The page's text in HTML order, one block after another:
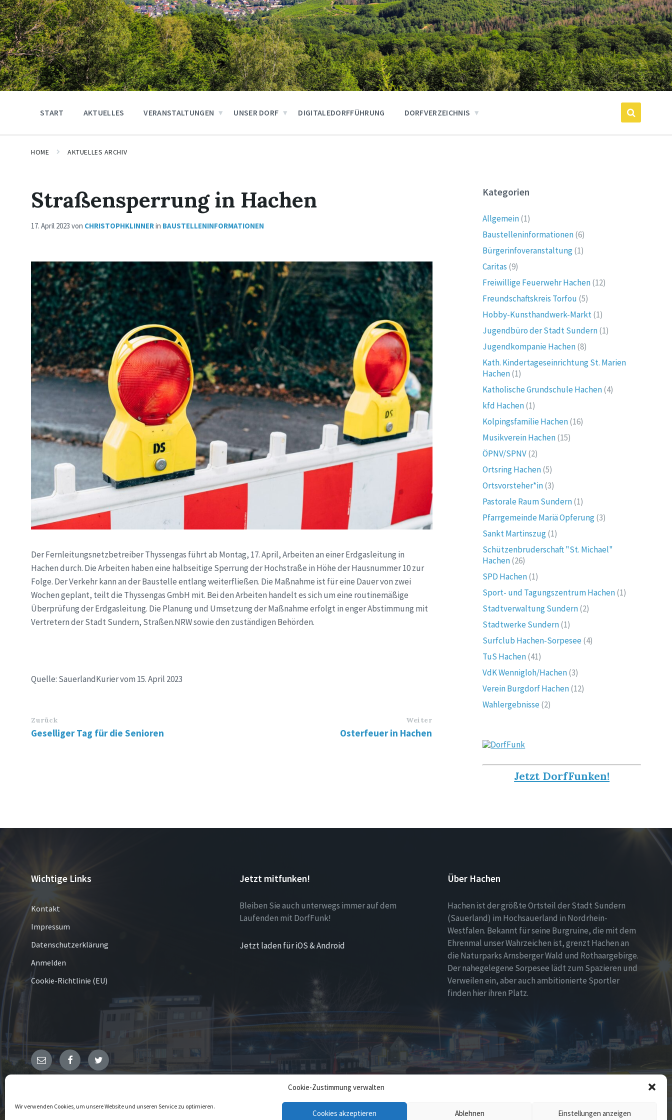
Cookie-Zustimmung verwalten
Wir verwenden Cookies, um unsere Website und unseren Service zu optimieren.
Cookies akzeptieren Ablehnen Einstellungen anzeigen
START AKTUELLES VERANSTALTUNGEN UNSER DORF DIGITALEDORFFÜHRUNG DORFVERZEICHNIS
HOME AKTUELLES ARCHIV
Straßensperrung in Hachen
17. April 2023 von CHRISTOPHKLINNERin BAUSTELLENINFORMATIONEN
Der Fernleitungsnetzbetreiber Thyssengas führt ab Montag, 17. April, Arbeiten an einer Erdgasleitung in
Hachen durch. Die Arbeiten haben eine halbseitige Sperrung der Hochstraße in Höhe der Hausnummer 10 zur
Folge. Der Verkehr kann an der Baustelle entlang weiterfließen. Die Maßnahme ist für eine Dauer von zwei
Wochen geplant, teilt die Thyssengas GmbH mit. Bei den Arbeiten handelt es sich um eine routinemäßige
Überprüfung der Erdgasleitung. Die Planung und Umsetzung der Maßnahme erfolgt in enger Abstimmung mit
Vertretern der Stadt Sundern, Straßen.NRW sowie den zuständigen Behörden.
Quelle: SauerlandKurier vom 15. April 2023
Zurück
Geselliger Tag für die Senioren
Weiter
Osterfeuer in Hachen
Kategorien
Allgemein(1)
Baustelleninformationen(6)
Bürgerinfoveranstaltung(1)
Caritas (9)
Freiwillige Feuerwehr Hachen(12)
Freundschaftskreis Torfou (5)
Hobby-Kunsthandwerk-Markt(1)
Jugendbüro der Stadt Sundern(1)
Jugendkompanie Hachen(8)
Kath. Kindertageseinrichtung St. Marien
Hachen(1)
Katholische Grundschule Hachen(4)
kfd Hachen(1)
Kolpingsfamilie Hachen(16)
Musikverein Hachen(15)
ÖPNV/SPNV(2)
Ortsring Hachen(5)
Ortsvorsteher*in(3)
Pastorale Raum Sundern(1)
Pfarrgemeinde Mariä Opferung(3)
Sankt Martinszug(1)
Schützenbruderschaft "St. Michael"
Hachen(26)
SPD Hachen(1)
Sport- und Tagungszentrum Hachen(1)
Stadtverwaltung Sundern(2)
Stadtwerke Sundern(1)
Surfclub Hachen-Sorpesee(4)
TuS Hachen(41)
VdK Wennigloh/Hachen(3)
Verein Burgdorf Hachen(12)
Wahlergebnisse(2)
Jetzt DorfFunken!
Wichtige Links
Kontakt
Impressum
Datenschutzerklärung
Anmelden
Cookie-Richtlinie (EU)
Jetzt mitfunken!
Bleiben Sie auch unterwegs immer auf dem
Laufenden mit DorfFunk!
Jetzt laden für iOS & Android
Über Hachen
Hachen ist der größte Ortsteil der Stadt Sundern
(Sauerland) im Hochsauerland in Nordrhein-
Westfalen. Bekannt für seine Burgruine, die mit dem
Ehrenmal unser Wahrzeichen ist, grenzt Hachen an
die Naturparks Arnsberger Wald und Rothaargebirge.
Der nahegelegene Sorpesee lädt zum Spazieren und
Verweilen ein, aber auch ambitionierte Sportler
finden hier ihren Platz.
E- FacebookTwitter